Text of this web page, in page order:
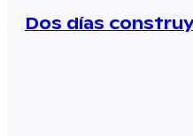
Dos días